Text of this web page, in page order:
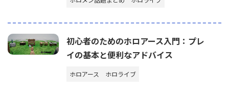
初心者のためのホロアース入門：プレ
イの基本と便利なアドバイス
ホロアース ホロライブ